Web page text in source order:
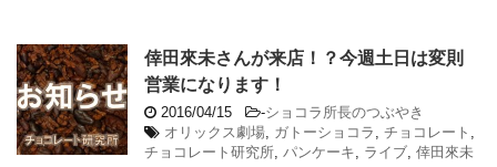
倖田來未さんが来店！？今週土日は変則
営業になります！
2016/04/15 -ショコラ所長のつぶやき
オリックス劇場 ガトーショコラ チョコレート
チョコレート研究所 パンケーキ ライブ 倖田來未